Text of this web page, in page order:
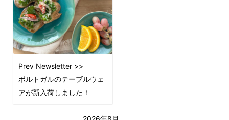
Prev Newsletter >>
ポルトガルのテーブルウェ
アが新入荷しました！